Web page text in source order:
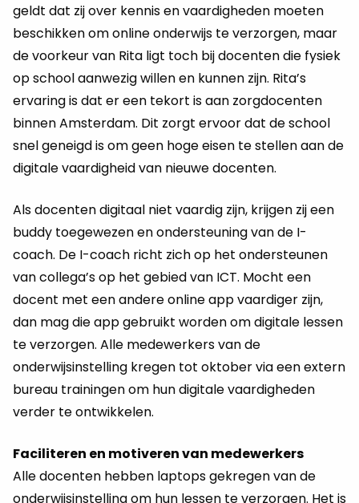
geldt dat zij over kennis en vaardigheden moeten
beschikken om online onderwijs te verzorgen, maar
de voorkeur van Rita ligt toch bij docenten die fysiek
op school aanwezig willen en kunnen zijn. Rita’s
ervaring is dat er een tekort is aan zorgdocenten
binnen Amsterdam. Dit zorgt ervoor dat de school
snel geneigd is om geen hoge eisen te stellen aan de
digitale vaardigheid van nieuwe docenten.
Als docenten digitaal niet vaardig zijn, krijgen zij een
buddy toegewezen en ondersteuning van de I-
coach. De I-coach richt zich op het ondersteunen
van collega’s op het gebied van ICT. Mocht een
docent met een andere online app vaardiger zijn,
dan mag die app gebruikt worden om digitale lessen
te verzorgen. Alle medewerkers van de
onderwijsinstelling kregen tot oktober via een extern
bureau trainingen om hun digitale vaardigheden
verder te ontwikkelen.
Faciliteren en motiveren van medewerkers
Alle docenten hebben laptops gekregen van de
onderwijsinstelling om hun lessen te verzorgen. Het is